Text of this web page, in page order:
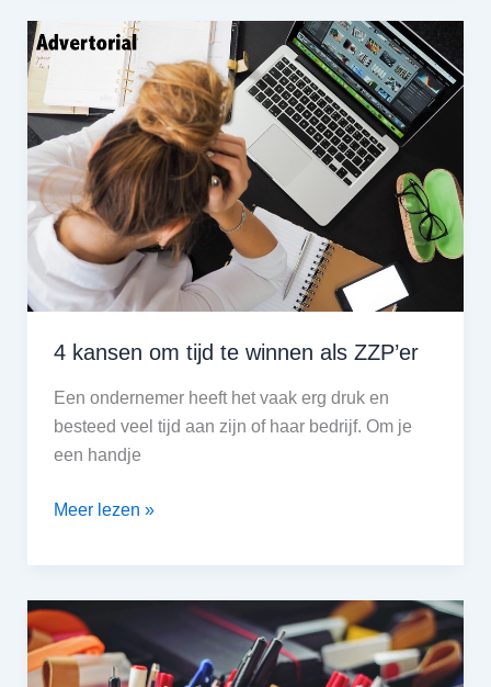
uitbesteden
ondernemer?
4 kansen om tijd te winnen als ZZP’er
Een ondernemer heeft het vaak erg druk en
besteed veel tijd aan zijn of haar bedrijf. Om je
een handje
4
winnen
als
Meer lezen »